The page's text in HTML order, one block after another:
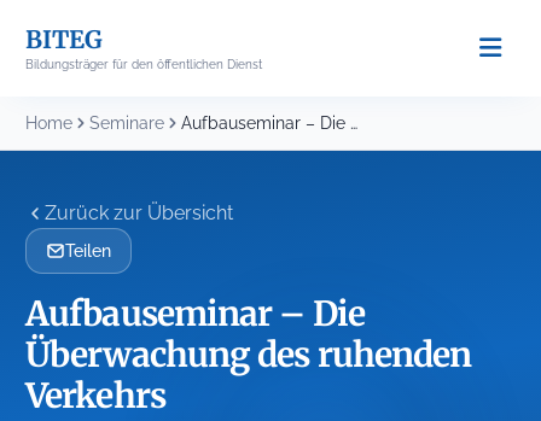
content
BITEG
Bildungsträger für den öffentlichen Dienst
Home Seminare Aufbauseminar – Die Überwachung des ruhenden Verkehrs
Zurück zur Übersicht
Teilen
Aufbauseminar – Die
Überwachung des ruhenden
Verkehrs